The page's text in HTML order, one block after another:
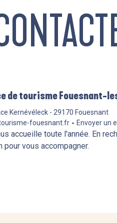
de tourisme Fouesnant-
Kernévéleck - 29170 Fouesnant
fouesnant.fr
Envoyer un
accueille toute l'année. En
vous accompagner.